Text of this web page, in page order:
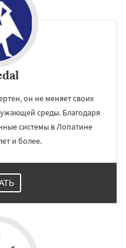
он не меняет своих
среды. Благодаря
системы в Лопатине
и более.